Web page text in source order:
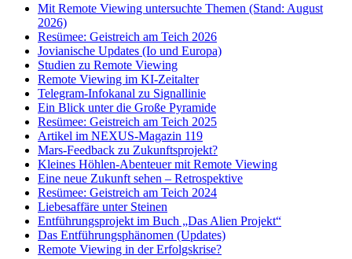
Mit Remote Viewing untersuchte Themen (Stand: August
2026)
Resümee: Geistreich am Teich 2026
Jovianische Updates (Io und Europa)
Studien zu Remote Viewing
Remote Viewing im KI-Zeitalter
Telegram-Infokanal zu Signallinie
Ein Blick unter die Große Pyramide
Resümee: Geistreich am Teich 2025
Artikel im NEXUS-Magazin 119
Mars-Feedback zu Zukunftsprojekt?
Kleines Höhlen-Abenteuer mit Remote Viewing
Eine neue Zukunft sehen – Retrospektive
Resümee: Geistreich am Teich 2024
Liebesaffäre unter Steinen
Entführungsprojekt im Buch „Das Alien Projekt“
Das Entführungsphänomen (Updates)
Remote Viewing in der Erfolgskrise?